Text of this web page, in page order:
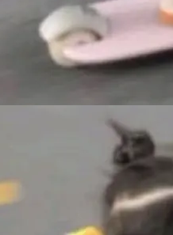
就被消除
资源。当 cel
SQLite 数据
真相...
低端机器，
REDMI No
X300 E这
/ Z Fold8 /
发布，且全
，它们本该
，一
辑操作的版
阶段。 De
page 最显
com
出来的。git
编辑：Delt
，...
美元
（VC 分
报告，Spac
逊、Alpha
相比，Spa
然而，支
Spark
话概括：
install.
谱校